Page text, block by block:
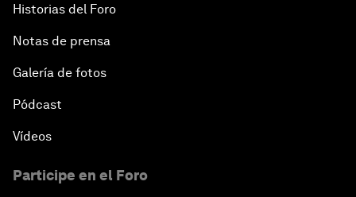
Historias del Foro
Notas de prensa
Galería de fotos
Pódcast
Vídeos
Participe en el Foro